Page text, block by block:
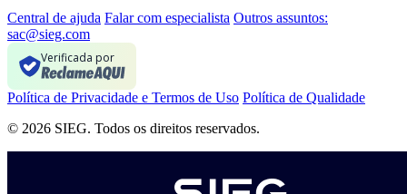
Central de ajuda Falar com especialista Outros assuntos:
sac@sieg.com
Verificada por
Política de Privacidade e Termos de Uso Política de Qualidade
© 2026 SIEG. Todos os direitos reservados.